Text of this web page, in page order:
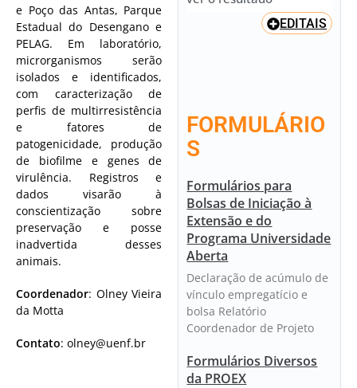
e Poço das Antas, Parque
Estadual do Desengano e
PELAG. Em laboratório,
microrganismos serão
isolados e identificados,
com caracterização de
perfis de multirresistência
e fatores de
patogenicidade, produção
de biofilme e genes de
virulência. Registros e
dados visarão à
conscientização sobre
preservação e posse
inadvertida desses
animais.
Coordenador: Olney Vieira
da Motta
Contato: olney@uenf.br
EDITAIS
FORMULÁRIO
S
Formulários para
Bolsas de Iniciação à
Extensão e do
Programa Universidade
Aberta
Declaração de acúmulo de
vínculo empregatício e
bolsa Relatório
Coordenador de Projeto
Formulários Diversos
da PROEX